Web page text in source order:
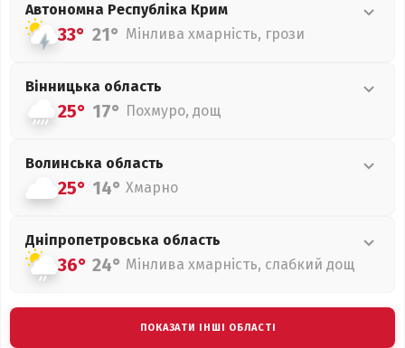
Автономна Республіка Крим
33° 21° Мінлива хмарність, грози
Вінницька область
25° 17° Похмуро, дощ
Волинська область
25° 14° Хмарно
Дніпропетровська область
36° 24° Мінлива хмарність, слабкий дощ
ПОКАЗАТИ ІНШІ ОБЛАСТІ